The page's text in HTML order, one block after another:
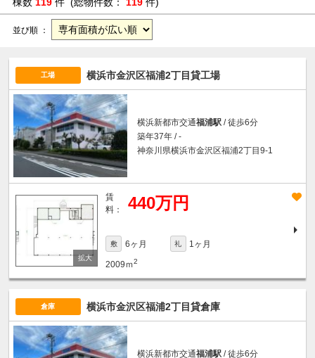
並び順 ：
工場 横浜市金沢区福浦2丁目貸工場
横浜新都市交通福浦駅 / 徒歩6分
築年37年 / -
神奈川県横浜市金沢区福浦2丁目9-1
賃
料：
440万円
敷 6ヶ月 礼 1ヶ月
2009ｍ2
倉庫 横浜市金沢区福浦2丁目貸倉庫
横浜新都市交通福浦駅 / 徒歩6分